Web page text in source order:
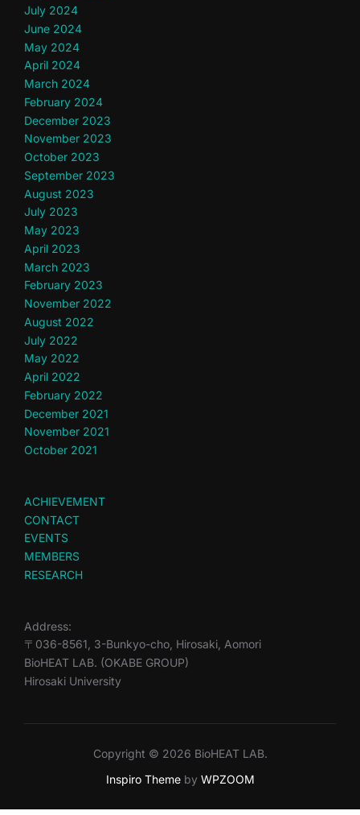
July 2024
June 2024
May 2024
April 2024
March 2024
February 2024
December 2023
November 2023
October 2023
September 2023
August 2023
July 2023
May 2023
April 2023
March 2023
February 2023
November 2022
August 2022
July 2022
May 2022
April 2022
February 2022
December 2021
November 2021
October 2021
ACHIEVEMENT
CONTACT
EVENTS
MEMBERS
RESEARCH
Address:
〒036-8561, 3-Bunkyo-cho, Hirosaki, Aomori
BioHEAT LAB. (OKABE GROUP)
Hirosaki University
Copyright © 2026 BioHEAT LAB.
Inspiro Themeby WPZOOM